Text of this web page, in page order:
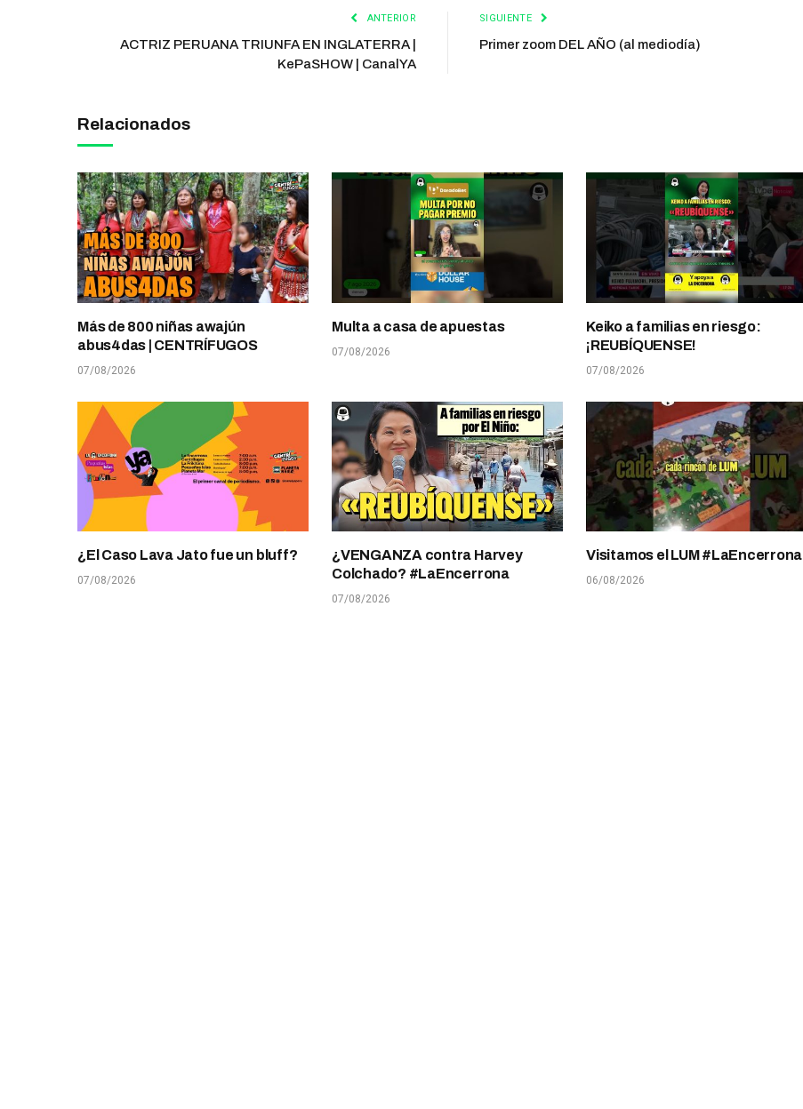
ANTERIOR
ACTRIZ PERUANA TRIUNFA EN INGLATERRA |
KePaSHOW | CanalYA
SIGUIENTE
Primer zoom DEL AÑO (al mediodía)
Relacionados
Más de 800 niñas awajún
abus4das | CENTRÍFUGOS
07/08/2026
Multa a casa de apuestas
07/08/2026
Keiko a familias en riesgo:
¡REUBÍQUENSE!
07/08/2026
¿El Caso Lava Jato fue un bluff?
07/08/2026
¿VENGANZA contra Harvey
Colchado? #LaEncerrona
07/08/2026
Visitamos el LUM #LaEncerrona
06/08/2026